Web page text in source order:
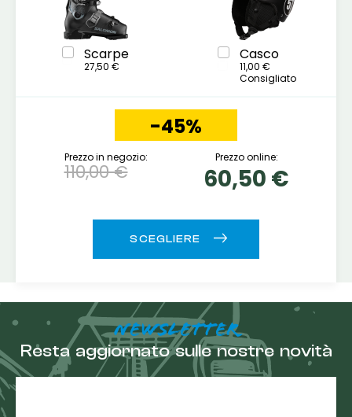
Scarpe
27,50 €
Casco
11,00 €
Consigliato
-45%
Prezzo in negozio:
110,00 €
Prezzo online:
60,50 €
NEWSLETTER
Resta aggiornato sulle nostre novità